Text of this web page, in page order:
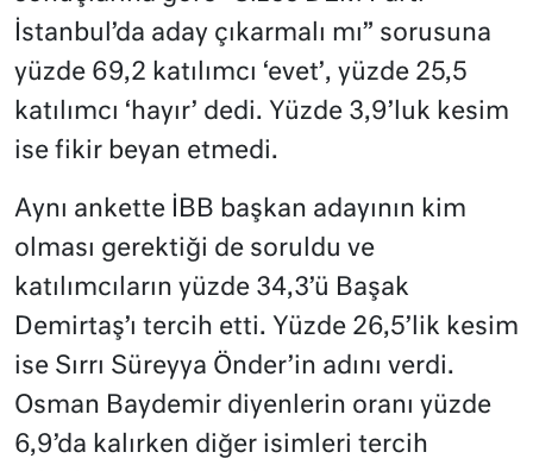
İstanbul’da aday çıkarmalı mı” sorusuna
yüzde 69,2 katılımcı ‘evet’, yüzde 25,5
katılımcı ‘hayır’ dedi. Yüzde 3,9’luk kesim
ise fikir beyan etmedi.
Aynı ankette İBB başkan adayının kim
olması gerektiği de soruldu ve
katılımcıların yüzde 34,3’ü Başak
Demirtaş’ı tercih etti. Yüzde 26,5’lik kesim
ise Sırrı Süreyya Önder’in adını verdi.
Osman Baydemir diyenlerin oranı yüzde
6,9’da kalırken diğer isimleri tercih